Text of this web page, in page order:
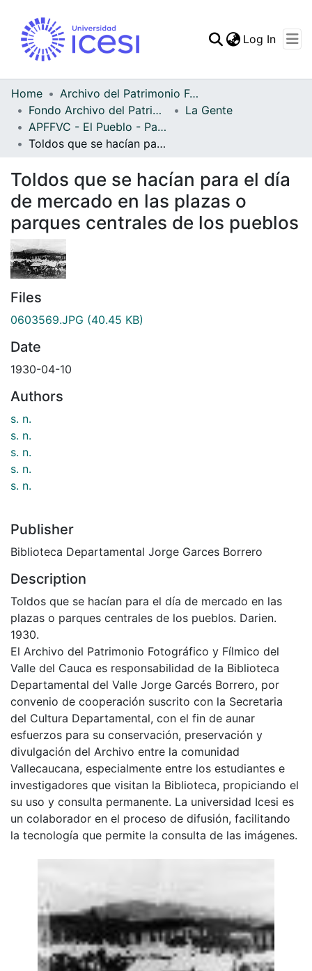
Statistics
Log In
Home
Archivo del Patrimonio Fotográfico y Fílmico del Valle del Cauca
Fondo Archivo del Patrimonio Fotográfico y Fílmico del Valle del Cauca
La Gente
APFFVC - El Pueblo - Patrimonial
Toldos que se hacían para el día de mercado en las plazas o parques centrales de los pueblos
Toldos que se hacían para el día
de mercado en las plazas o
parques centrales de los pueblos
Files
0603569.JPG (40.45 KB)
Date
1930-04-10
Authors
s. n.
s. n.
s. n.
s. n.
s. n.
Publisher
Biblioteca Departamental Jorge Garces Borrero
Description
Toldos que se hacían para el día de mercado en las
plazas o parques centrales de los pueblos. Darien.
1930.
El Archivo del Patrimonio Fotográfico y Fílmico del
Valle del Cauca es responsabilidad de la Biblioteca
Departamental del Valle Jorge Garcés Borrero, por
convenio de cooperación suscrito con la Secretaria
del Cultura Departamental, con el fin de aunar
esfuerzos para su conservación, preservación y
divulgación del Archivo entre la comunidad
Vallecaucana, especialmente entre los estudiantes e
investigadores que visitan la Biblioteca, propiciando el
su uso y consulta permanente. La universidad Icesi es
un colaborador en el proceso de difusión, facilitando
la tecnología que permite la consulta de las imágenes.